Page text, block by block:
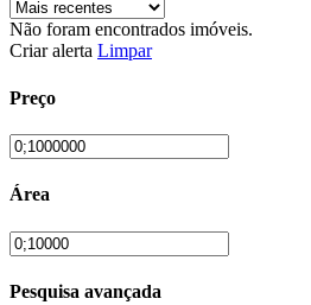
Não foram encontrados imóveis.
Criar alerta Limpar
Preço
Área
Pesquisa avançada